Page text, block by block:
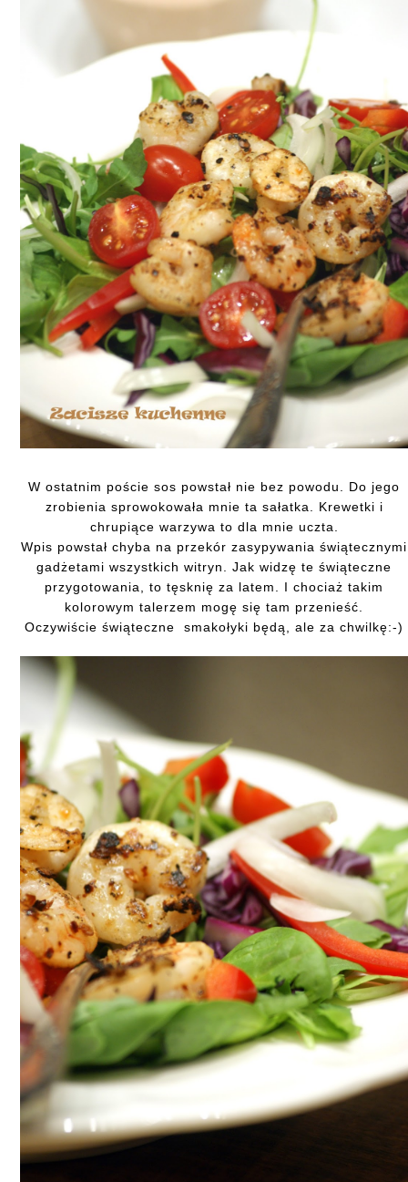
W ostatnim poście sos powstał nie bez powodu. Do jego
zrobienia sprowokowała mnie ta sałatka. Krewetki i
chrupiące warzywa to dla mnie uczta.
Wpis powstał chyba na przekór zasypywania świątecznymi
gadżetami wszystkich witryn. Jak widzę te świąteczne
przygotowania, to tęsknię za latem. I chociaż takim
kolorowym talerzem mogę się tam przenieść.
Oczywiście świąteczne smakołyki będą, ale za chwilkę:-)